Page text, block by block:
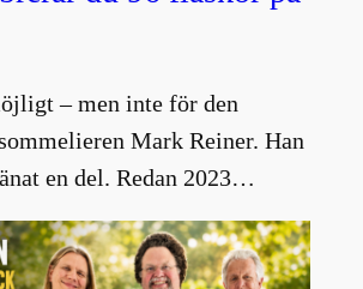
– men inte för den
Mark Reiner. Han
en del. Redan 2023…